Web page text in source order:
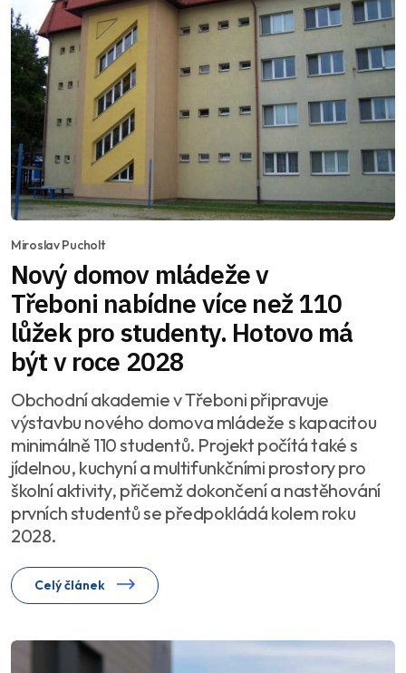
Miroslav Pucholt
Nový domov mládeže v
Třeboni nabídne více než 110
lůžek pro studenty. Hotovo má
být v roce 2028
Obchodní akademie v Třeboni připravuje
výstavbu nového domova mládeže s kapacitou
minimálně 110 studentů. Projekt počítá také s
jídelnou, kuchyní a multifunkčními prostory pro
školní aktivity, přičemž dokončení a nastěhování
prvních studentů se předpokládá kolem roku
2028.
Celý článek